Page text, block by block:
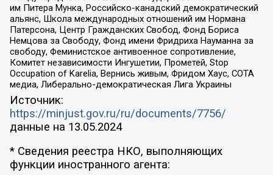
им Питера Мунка, Российско-канадский демократический
альянс, Школа международных отношений им Нормана
Патерсона, Центр Гражданских Свобод, Фонд Бориса
Немцова за Свободу, Фонд имени Фридриха Науманна за
свободу, Феминистское антивоенное сопротивление,
Комитет независимости Ингушетии, Прометей, Stop
Occupation of Karelia, Вернись живым, Фридом Хаус, СОТА
медиа, Либерально-демократическая Лига Украины
Источник:
https://minjust.gov.ru/ru/documents/7756/
данные на 13.05.2024
* Сведения реестра НКО, выполняющих
функции иностранного агента: